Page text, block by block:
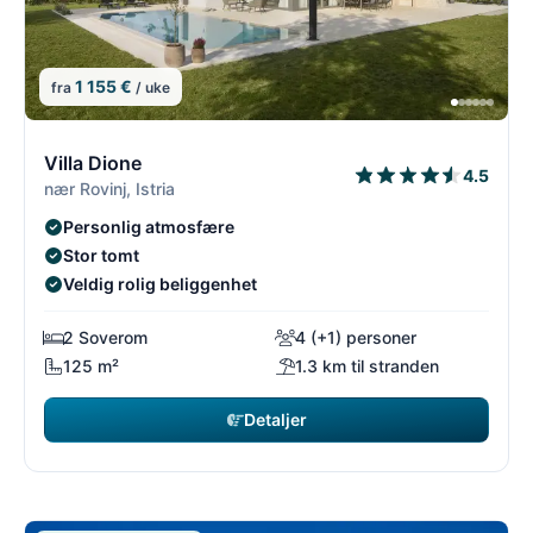
fra 1 155 € / uke
Villa Dione
nær Rovinj, Istria
4.5
Personlig atmosfære
Stor tomt
Veldig rolig beliggenhet
2 Soverom
4 (+1) personer
125 m²
1.3 km til stranden
Detaljer